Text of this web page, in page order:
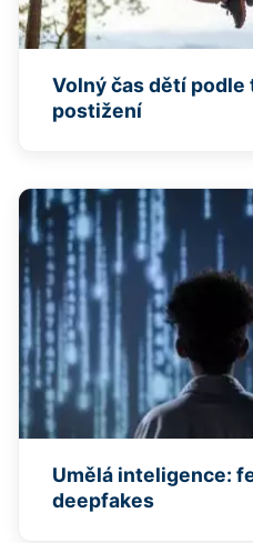
Volný čas dětí podle
postižení
Umělá inteligence:
deepfakes